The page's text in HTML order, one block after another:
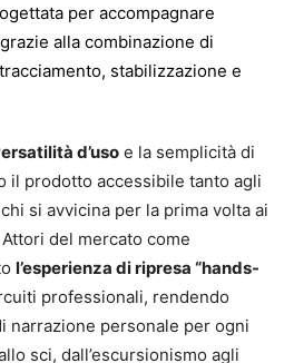
per accompagnare
alla combinazione di
stabilizzazione e
d’uso e la semplicità di
il prodotto accessibile tanto agli
si avvicina per la prima volta ai
del mercato come
l’esperienza di ripresa “hands-
professionali, rendendo
narrazione personale per ogni
sci, dall’escursionismo agli